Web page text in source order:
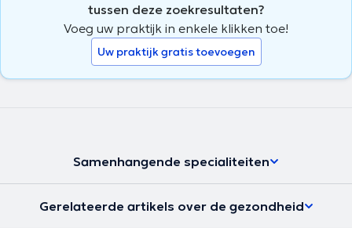
tussen deze zoekresultaten?
Voeg uw praktijk in enkele klikken toe!
Uw praktijk gratis toevoegen
Samenhangende specialiteiten
Gerelateerde artikels over de gezondheid